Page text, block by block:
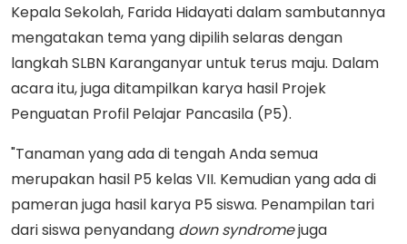
Kepala Sekolah, Farida Hidayati dalam sambutannya
mengatakan tema yang dipilih selaras dengan
langkah SLBN Karanganyar untuk terus maju. Dalam
acara itu, juga ditampilkan karya hasil Projek
Penguatan Profil Pelajar Pancasila (P5).
"Tanaman yang ada di tengah Anda semua
merupakan hasil P5 kelas VII. Kemudian yang ada di
pameran juga hasil karya P5 siswa. Penampilan tari
dari siswa penyandang down syndromejuga